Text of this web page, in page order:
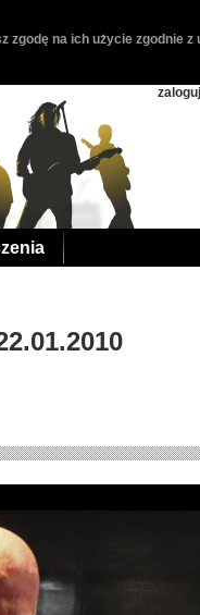
na ich użycie zgodnie z